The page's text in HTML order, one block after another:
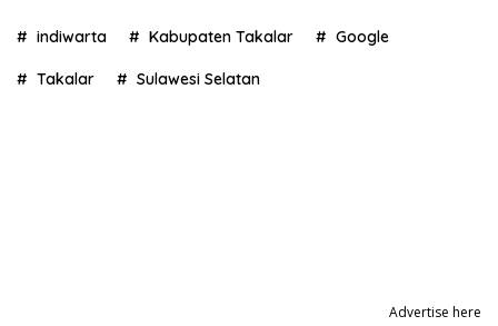
indiwarta Kabupaten Takalar Google
Takalar Sulawesi Selatan
Advertise here